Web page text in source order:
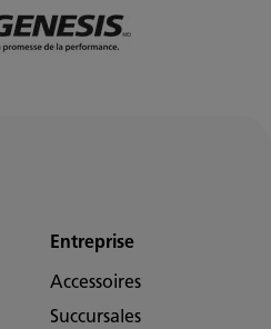
Entreprise
Accessoires
Succursales